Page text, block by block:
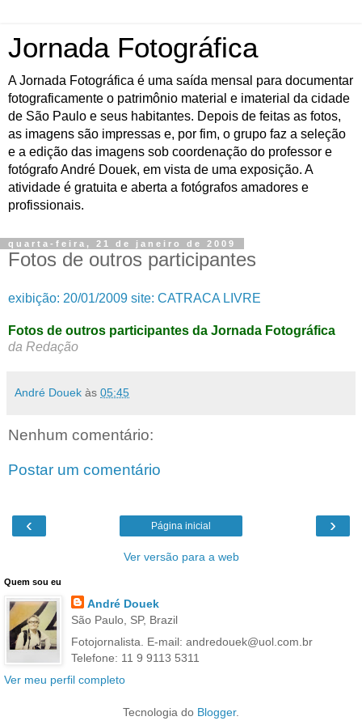
Jornada Fotográfica
A Jornada Fotográfica é uma saída mensal para documentar
fotograficamente o patrimônio material e imaterial da cidade
de São Paulo e seus habitantes. Depois de feitas as fotos,
as imagens são impressas e, por fim, o grupo faz a seleção
e a edição das imagens sob coordenação do professor e
fotógrafo André Douek, em vista de uma exposição. A
atividade é gratuita e aberta a fotógrafos amadores e
profissionais.
quarta-feira, 21 de janeiro de 2009
Fotos de outros participantes
exibição: 20/01/2009 site: CATRACA LIVRE
Fotos de outros participantes da Jornada Fotográfica
da Redação
André Douek às 05:45
Nenhum comentário:
Postar um comentário
‹ ›
Página inicial
Ver versão para a web
Quem sou eu
André Douek
São Paulo, SP, Brazil
Fotojornalista. E-mail: andredouek@uol.com.br
Telefone: 11 9 9113 5311
Ver meu perfil completo
Tecnologia do Blogger.